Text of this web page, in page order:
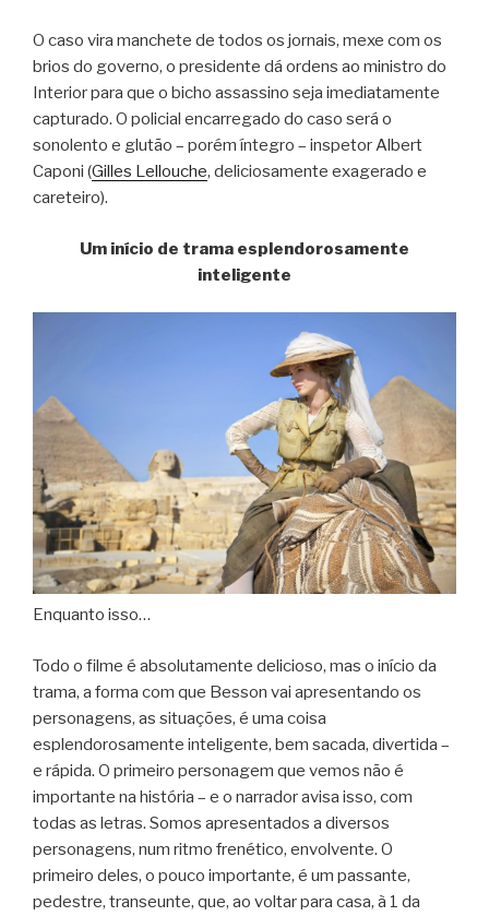
O caso vira manchete de todos os jornais, mexe com os
brios do governo, o presidente dá ordens ao ministro do
Interior para que o bicho assassino seja imediatamente
capturado. O policial encarregado do caso será o
sonolento e glutão – porém íntegro – inspetor Albert
Caponi (Gilles Lellouche, deliciosamente exagerado e
careteiro).
Um início de trama esplendorosamente
inteligente
Enquanto isso…
Todo o filme é absolutamente delicioso, mas o início da
trama, a forma com que Besson vai apresentando os
personagens, as situações, é uma coisa
esplendorosamente inteligente, bem sacada, divertida –
e rápida. O primeiro personagem que vemos não é
importante na história – e o narrador avisa isso, com
todas as letras. Somos apresentados a diversos
personagens, num ritmo frenético, envolvente. O
primeiro deles, o pouco importante, é um passante,
pedestre, transeunte, que, ao voltar para casa, à 1 da